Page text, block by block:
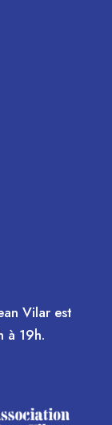
Vilar est
à 19h.